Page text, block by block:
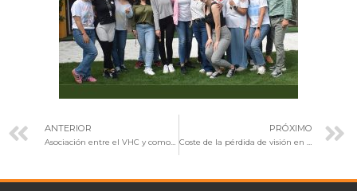
ANTERIOR PRÓXIMO